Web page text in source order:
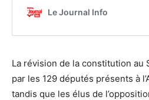
La révision de la constitution au
par les 129 députés présents à
tandis que les élus de